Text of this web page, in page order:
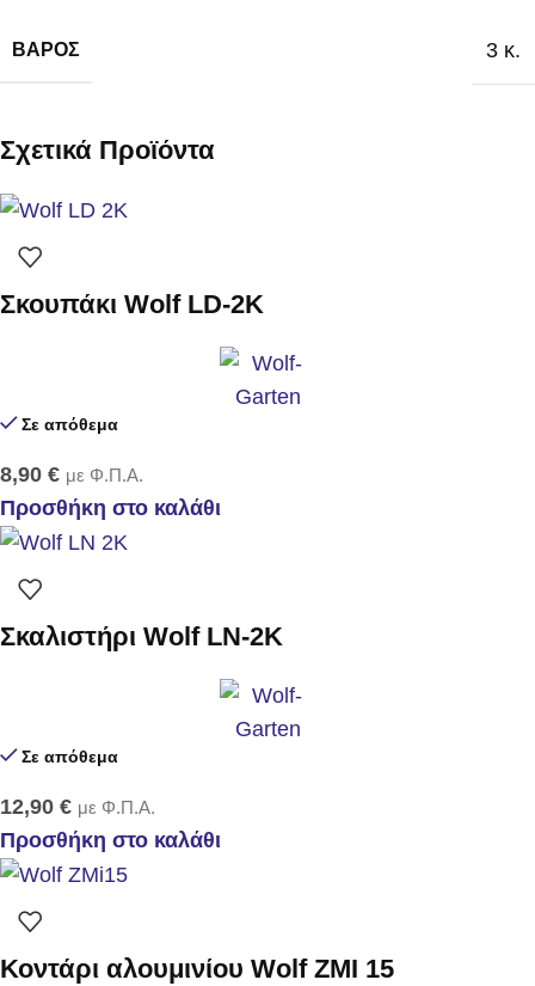
ΒΆΡΟΣ 3 κ.
Σχετικά Προϊόντα
Σκουπάκι Wolf LD-2K
Σε απόθεμα
8,90 € με Φ.Π.Α.
Προσθήκη στο καλάθι
Σκαλιστήρι Wolf LN-2K
Σε απόθεμα
12,90 € με Φ.Π.Α.
Προσθήκη στο καλάθι
Κοντάρι αλουμινίου Wolf ZMI 15